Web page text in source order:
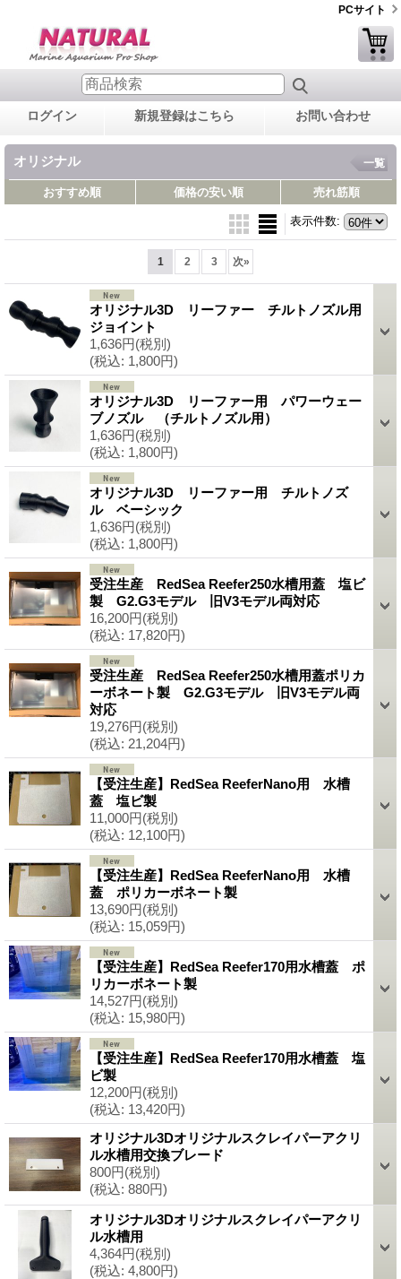
PCサイト
ログイン 新規登録はこちら お問い合わせ
オリジナル 一覧
おすすめ順 価格の安い順 売れ筋順
表示件数:
1 2 3 次»
オリジナル3D リーファー チルトノズル用
ジョイント
1,636円(税別)
(税込: 1,800円)
オリジナル3D リーファー用 パワーウェー
ブノズル （チルトノズル用）
1,636円(税別)
(税込: 1,800円)
オリジナル3D リーファー用 チルトノズ
ル ベーシック
1,636円(税別)
(税込: 1,800円)
受注生産 RedSea Reefer250水槽用蓋 塩ビ
製 G2.G3モデル 旧V3モデル両対応
16,200円(税別)
(税込: 17,820円)
受注生産 RedSea Reefer250水槽用蓋ポリカ
ーボネート製 G2.G3モデル 旧V3モデル両
対応
19,276円(税別)
(税込: 21,204円)
【受注生産】RedSea ReeferNano用 水槽
蓋 塩ビ製
11,000円(税別)
(税込: 12,100円)
【受注生産】RedSea ReeferNano用 水槽
蓋 ポリカーボネート製
13,690円(税別)
(税込: 15,059円)
【受注生産】RedSea Reefer170用水槽蓋 ポ
リカーボネート製
14,527円(税別)
(税込: 15,980円)
【受注生産】RedSea Reefer170用水槽蓋 塩
ビ製
12,200円(税別)
(税込: 13,420円)
オリジナル3Dオリジナルスクレイパーアクリ
ル水槽用交換ブレード
800円(税別)
(税込: 880円)
オリジナル3Dオリジナルスクレイパーアクリ
ル水槽用
4,364円(税別)
(税込: 4,800円)